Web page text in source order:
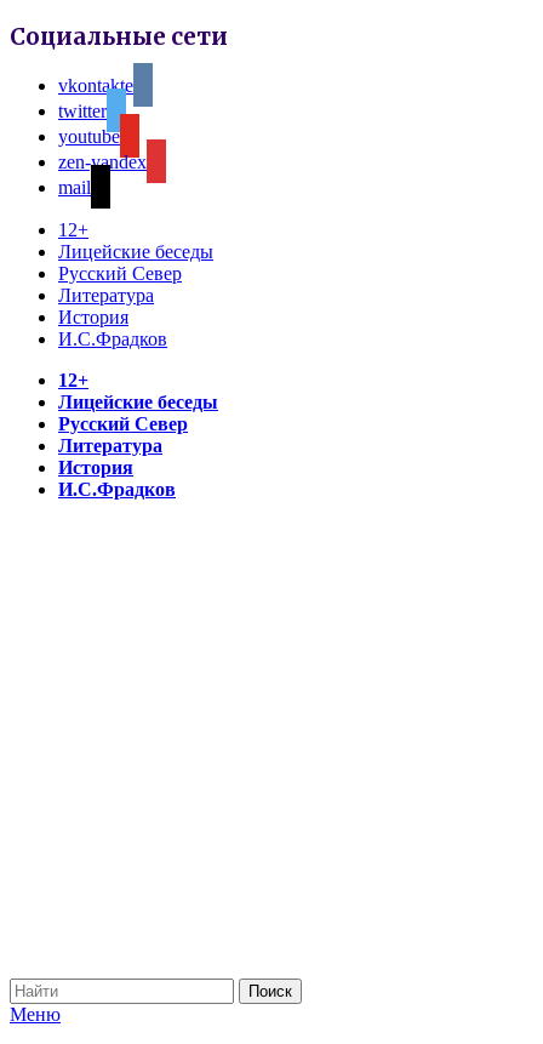
Социальные сети
vkontakte
twitter
youtube
zen-yandex
mail
12+
Лицейские беседы
Русский Север
Литература
История
И.С.Фрадков
12+
Лицейские беседы
Русский Север
Литература
История
И.С.Фрадков
Меню